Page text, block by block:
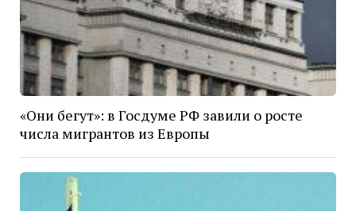
«Они бегут»: в Госдуме РФ завили о росте
числа мигрантов из Европы